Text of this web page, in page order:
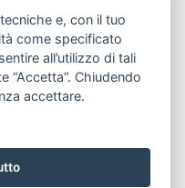
e, con il tuo
come specificato
all’utilizzo di tali
“Accetta”. Chiudendo
accettare.